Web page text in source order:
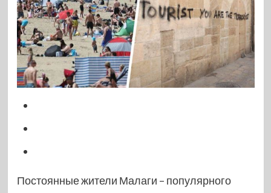
Постоянные жители Малаги – популярного